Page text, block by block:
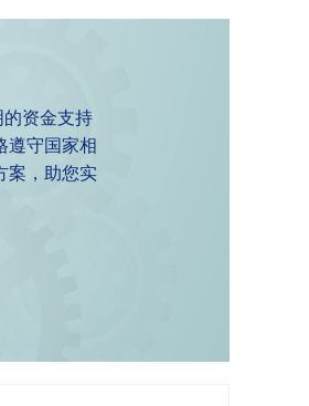
资金支持
遵守国家相
案，助您实